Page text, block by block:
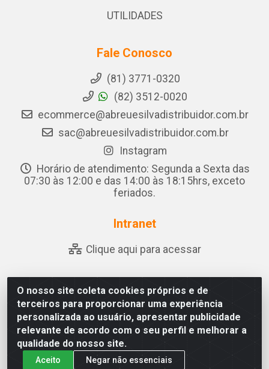
O nosso site coleta cookies próprios e de
terceiros para proporcionar uma experiência
personalizada ao usuário, apresentar publicidade
relevante de acordo com o seu perfil e melhorar a
qualidade do nosso site.
Aceito Negar não essenciais
UTILIDADES
Fale Conosco
(81) 3771-0320
(82) 3512-0020
ecommerce@abreuesilvadistribuidor.com.br
sac@abreuesilvadistribuidor.com.br
Instagram
Horário de atendimento: Segunda a Sexta das
07:30 às 12:00 e das 14:00 às 18:15hrs, exceto
feriados.
Intranet
Clique aqui para acessar
Abreu & Silva - Rua Padre Jose de Souza Leite, 265 - Ariado,
Olho D'Água das Flores/AL - CEP 57.442-000 - CNPJ
04.790.656/0001-06